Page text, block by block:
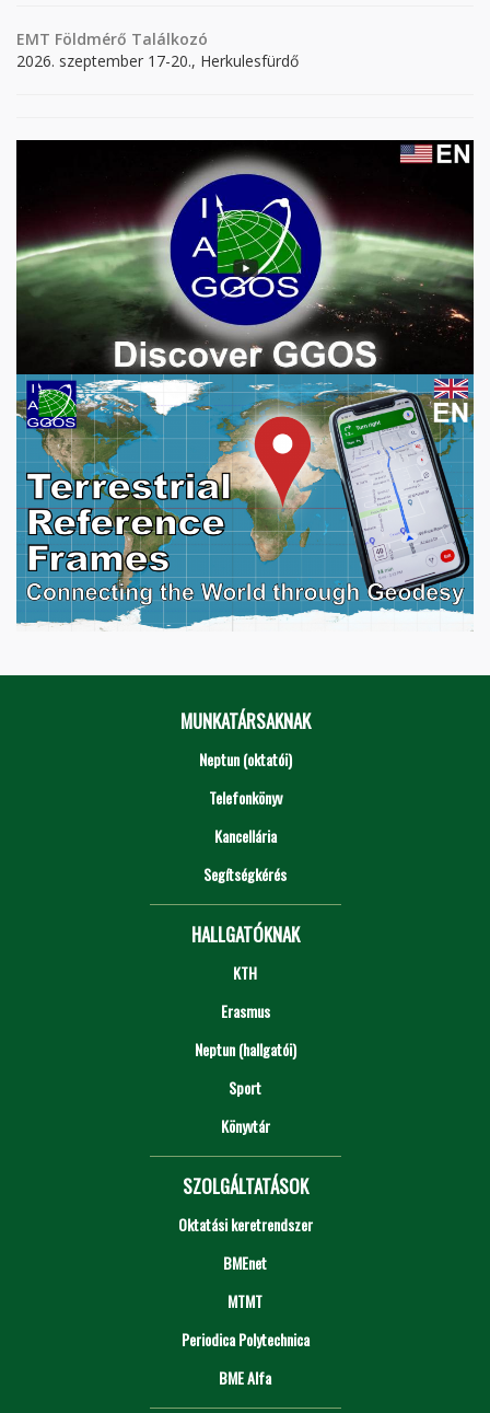
EMT Földmérő Találkozó
2026. szeptember 17-20., Herkulesfürdő
MUNKATÁRSAKNAK
Neptun (oktatói)
Telefonkönyv
Kancellária
Segítségkérés
HALLGATÓKNAK
KTH
Erasmus
Neptun (hallgatói)
Sport
Könyvtár
SZOLGÁLTATÁSOK
Oktatási keretrendszer
BMEnet
MTMT
Periodica Polytechnica
BME Alfa